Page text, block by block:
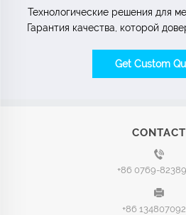
Технологические решения для
Гарантия качества, которой
Get Custom
CONTACT
+86 0769-
+86